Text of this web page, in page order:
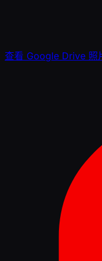
查看 Google Drive 照